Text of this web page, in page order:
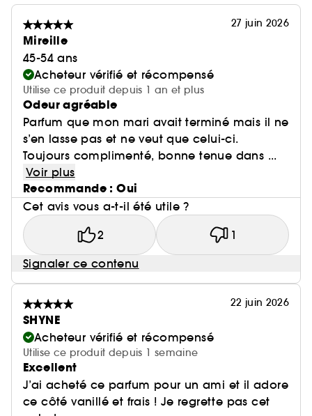
27 juin 2026
Mireille
45-54 ans
Acheteur vérifié et récompensé
Utilise ce produit depuis 1 an et plus
Odeur agréable
Parfum que mon mari avait terminé mais il ne
s’en lasse pas et ne veut que celui-ci.
Toujours complimenté, bonne tenue dans ...
Voir plus
Recommande : Oui
Cet avis vous a-t-il été utile ?
2 1
Signaler ce contenu
22 juin 2026
SHYNE
Acheteur vérifié et récompensé
Utilise ce produit depuis 1 semaine
Excellent
J’ai acheté ce parfum pour un ami et il adore
ce côté vanillé et frais ! Je regrette pas cet